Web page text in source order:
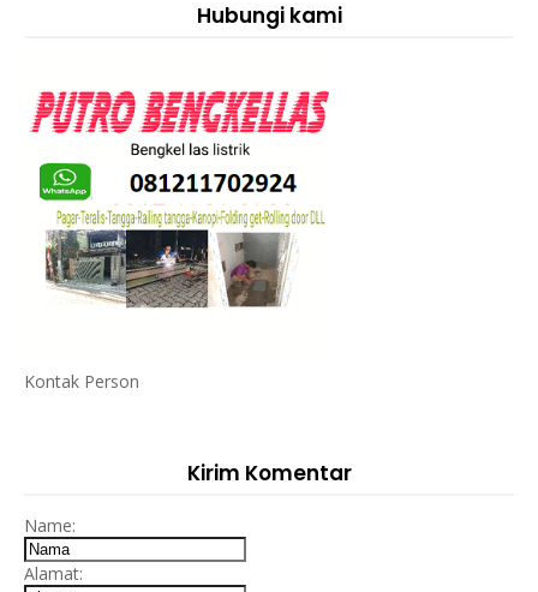
Hubungi kami
Kontak Person
Kirim Komentar
Name:
Alamat: